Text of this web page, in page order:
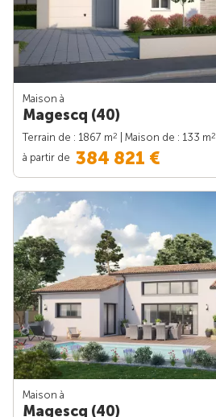
Maison à
Magescq (40)
Terrain de : 1867 m2 | Maison de : 133 m2
à partir de 384 821 €
Maison à
Magescq (40)